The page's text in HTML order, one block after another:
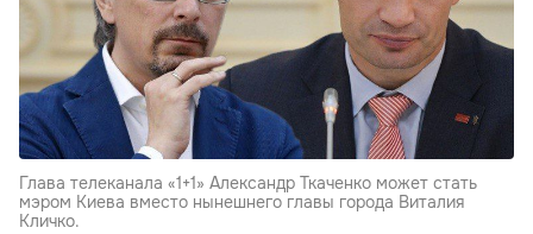
Глава телеканала «1+1» Александр Ткаченко может стать
мэром Киева вместо нынешнего главы города Виталия
Кличко.